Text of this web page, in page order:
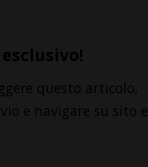
questo articolo,
e navigare su sito e